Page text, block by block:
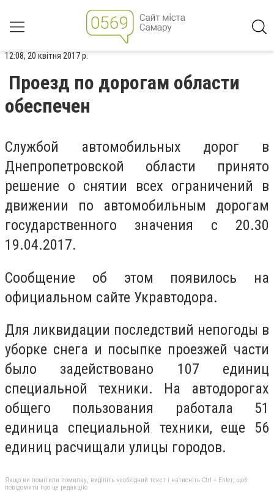
12:08, 20 квітня 2017 р.
Проезд по дорогам области
обеспечен
Службой автомобильных дорог в
Днепропетровской области принято
решение о снятии всех ограничений в
движении по автомобильным дорогам
государственного значения с 20.30
19.04.2017.
Сообщение об этом появилось на
официальном сайте Укравтодора.
Для ликвидации последствий непогоды в
уборке снега и посыпке проезжей части
было задействовано 107 единиц
специальной техники. На автодорогах
общего пользования работала 51
единица специальной техники, еще 56
единиц расчищали улицы городов.
Якщо ви помітили помилку, виділіть необхідний текст і натисніть Ctrl + Enter, щоб
повідомити про це редакцію